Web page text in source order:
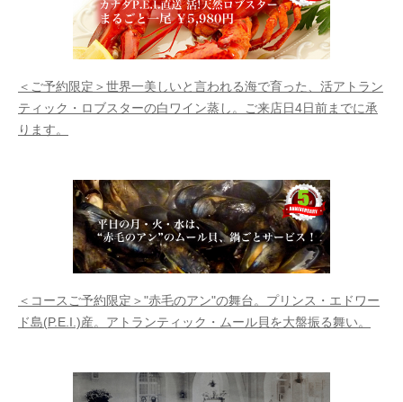
＜ご予約限定＞世界一美しいと言われる海で育った、活アトラン
ティック・ロブスターの白ワイン蒸し。ご来店日4日前までに承
ります。
＜コースご予約限定＞"赤毛のアン"の舞台。プリンス・エドワー
ド島(P.E.I.)産。アトランティック・ムール貝を大盤振る舞い。